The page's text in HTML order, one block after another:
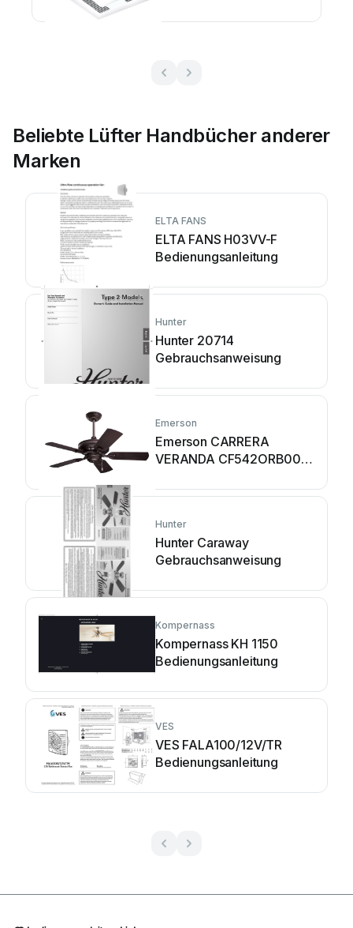
Beliebte Lüfter Handbücher anderer
Marken
ELTA FANS
ELTA FANS H03VV-F
Bedienungsanleitung
Hunter
Hunter 20714
Gebrauchsanweisung
Emerson
Emerson CARRERA
VERANDA CF542ORB00
Hunter
Hunter Caraway
Gebrauchsanweisung
Kompernass
Kompernass KH 1150
Bedienungsanleitung
VES
VES FALA100/12V/TR
Bedienungsanleitung